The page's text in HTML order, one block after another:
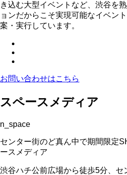
き込む大型イベントなど、渋谷を
ョンだからこそ実現可能なイベン
案・実行しています。
お問い合わせはこちら
スペースメディア
n_space
センター街のど真ん中で期間限定
ースメディア
渋谷ハチ公前広場から徒歩5分、セ